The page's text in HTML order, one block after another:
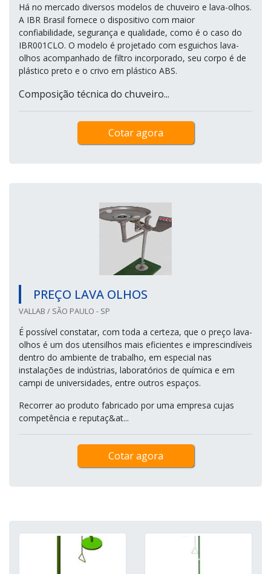
Há no mercado diversos modelos de chuveiro e lava-olhos.
A IBR Brasil fornece o dispositivo com maior
confiabilidade, segurança e qualidade, como é o caso do
IBR001CLO. O modelo é projetado com esguichos lava-
olhos acompanhado de filtro incorporado, seu corpo é de
plástico preto e o crivo em plástico ABS.
Composição técnica do chuveiro...
Cotar agora
PREÇO LAVA OLHOS
VALLAB / SÃO PAULO - SP
É possível constatar, com toda a certeza, que o preço lava-
olhos é um dos utensilhos mais eficientes e imprescindíveis
dentro do ambiente de trabalho, em especial nas
instalações de indústrias, laboratórios de química e em
campi de universidades, entre outros espaços.
Recorrer ao produto fabricado por uma empresa cujas
competência e reputaç&at...
Cotar agora